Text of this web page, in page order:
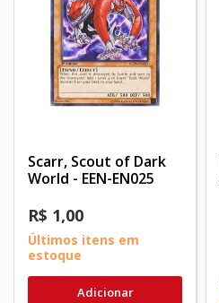
Scarr, Scout of Dark
World - EEN-EN025
R$ 1,00
Últimos itens em
estoque
Adicionar